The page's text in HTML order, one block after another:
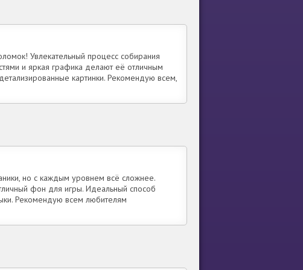
Увлекательный процесс собирания
и яркая графика делают её отличным
картинки. Рекомендую всем,
но с каждым уровнем всё сложнее.
фон для игры. Идеальный способ
Рекомендую всем любителям